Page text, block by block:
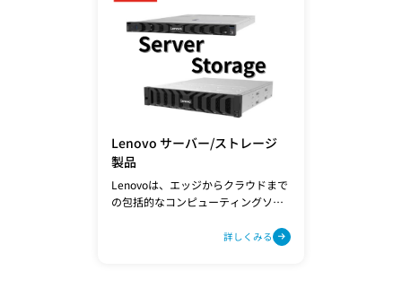
Lenovo サーバー/ストレージ
製品
Lenovoは、エッジからクラウドまで
の包括的なコンピューティングソ
ジネスを強力にサポートします。
詳しくみる